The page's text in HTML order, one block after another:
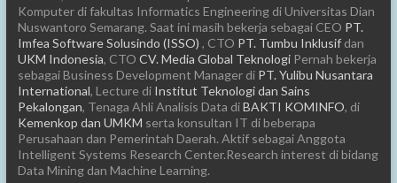
Komputer di fakultas Informatics Engineering di Universitas Dian
Nuswantoro Semarang. Saat ini masih bekerja sebagai CEO PT.
Imfea Software Solusindo (ISSO) , CTO PT. Tumbu Inklusifdan
UKM Indonesia, CTO CV. Media Global TeknologiPernah bekerja
sebagai Business Development Manager di PT. Yulibu Nusantara
International, Lecture di Institut Teknologi dan Sains
Pekalongan, Tenaga Ahli Analisis Data diBAKTI KOMINFO, di
Kemenkop dan UMKM serta konsultan IT di beberapa
Perusahaan dan Pemerintah Daerah. Aktif sebagai Anggota
Intelligent Systems Research Center.Research interest di bidang
Data Mining dan Machine Learning.